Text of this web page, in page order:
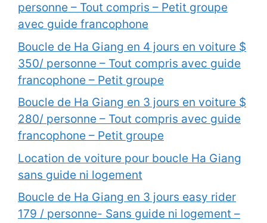
personne – Tout compris – Petit groupe
avec guide francophone
Boucle de Ha Giang en 4 jours en voiture $
350/ personne – Tout compris avec guide
francophone – Petit groupe
Boucle de Ha Giang en 3 jours en voiture $
280/ personne – Tout compris avec guide
francophone – Petit groupe
Location de voiture pour boucle Ha Giang
sans guide ni logement
Boucle de Ha Giang en 3 jours easy rider
179 / personne- Sans guide ni logement –